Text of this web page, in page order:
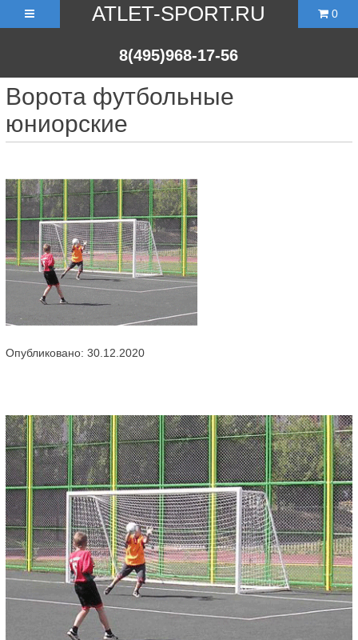
ATLET-SPORT.RU
8(495)968-17-56
0
Ворота футбольные
юниорские
Опубликовано: 30.12.2020